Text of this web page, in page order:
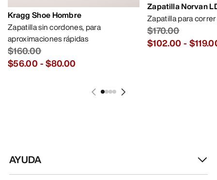
Kragg Shoe Hombre
Zapatilla sin cordones, para
aproximaciones rápidas
$160.00
$56.00 -$80.00
Zapatilla Norvan
Zapatilla para
$170.00
$102.00 -
AYUDA